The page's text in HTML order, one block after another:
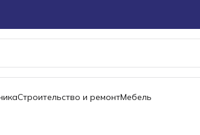
Строительство и ремонтМебель